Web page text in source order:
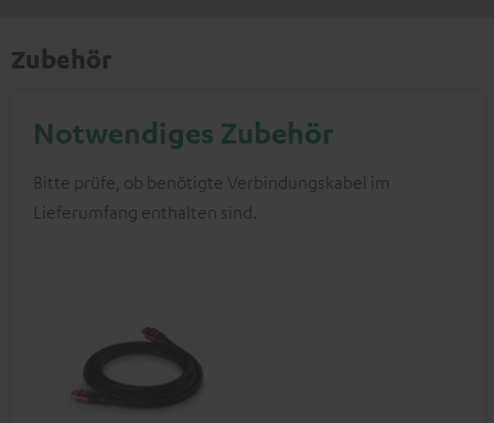
Zubehör
Notwendiges Zubehör
Bitte prüfe, ob benötigte Verbindungskabel im
Lieferumfang enthalten sind.